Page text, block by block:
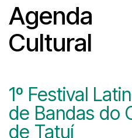
Agenda
Cultural
1º Festival
de Bandas do
de Tatuí